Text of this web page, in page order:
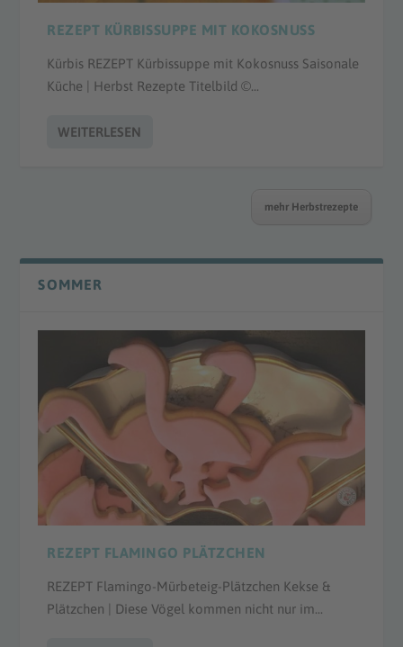
REZEPT KÜRBISSUPPE MIT KOKOSNUSS
Kürbis REZEPT Kürbissuppe mit Kokosnuss Saisonale
Küche | Herbst Rezepte Titelbild ©...
WEITERLESEN
mehr Herbstrezepte
SOMMER
REZEPT FLAMINGO PLÄTZCHEN
REZEPT Flamingo-Mürbeteig-Plätzchen Kekse &
Plätzchen | Diese Vögel kommen nicht nur im...